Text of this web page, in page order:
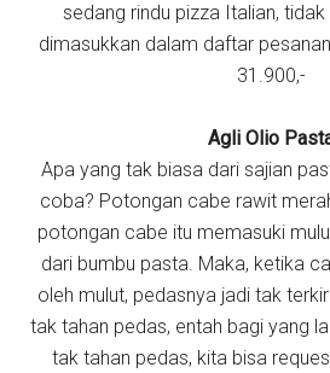
sedang rindu pizza Italian, tidak
dimasukkan dalam daftar
31.900,-
Agli Olio
Apa yang tak biasa dari sajian
coba? Potongan cabe rawit
potongan cabe itu memasuki
dari bumbu pasta. Maka, ketika
oleh mulut, pedasnya jadi tak
tak tahan pedas, entah bagi yang
tak tahan pedas, kita bisa